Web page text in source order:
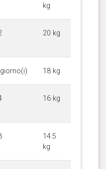
kg
20 kg
18 kg
16 kg
14.5
kg